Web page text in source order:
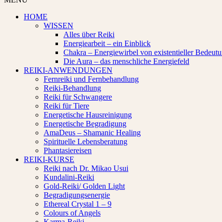
HOME
WISSEN
Alles über Reiki
Energiearbeit – ein Einblick
Chakra – Energiewirbel von existentieller
Die Aura – das menschliche Energiefeld
REIKI-ANWENDUNGEN
Fernreiki und Fernbehandlung
Reiki-Behandlung
Reiki für Schwangere
Reiki für Tiere
Energetische Hausreinigung
Energetische Begradigung
AmaDeus – Shamanic Healing
Spirituelle Lebensberatung
Phantasiereisen
REIKI-KURSE
Reiki nach Dr. Mikao Usui
Kundalini-Reiki
Gold-Reiki/ Golden Light
Begradigungsenergie
Ethereal Crystal 1 – 9
Colours of Angels